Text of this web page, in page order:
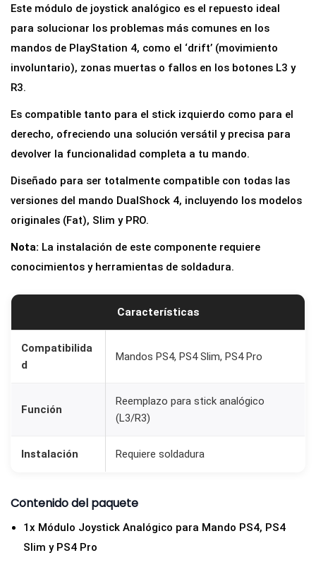
Este módulo de joystick analógico es el repuesto ideal
para solucionar los problemas más comunes en los
mandos de PlayStation 4, como el ‘drift’ (movimiento
involuntario), zonas muertas o fallos en los botones L3 y
R3.
Es compatible tanto para el stick izquierdo como para el
derecho, ofreciendo una solución versátil y precisa para
devolver la funcionalidad completa a tu mando.
Diseñado para ser totalmente compatible con todas las
versiones del mando DualShock 4, incluyendo los modelos
originales (Fat), Slim y PRO.
Nota: La instalación de este componente requiere
conocimientos y herramientas de soldadura.
Características
Compatibilida
d
Mandos PS4, PS4 Slim, PS4 Pro
Función
Reemplazo para stick analógico
(L3/R3)
Instalación Requiere soldadura
Contenido del paquete
1x Módulo Joystick Analógico para Mando PS4, PS4
Slim y PS4 Pro